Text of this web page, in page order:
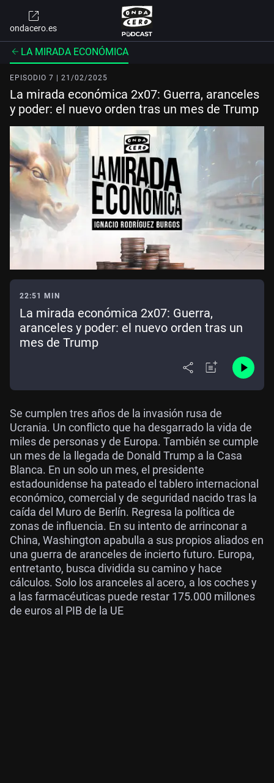
ondacero.es
LA MIRADA ECONÓMICA
EPISODIO 7 | 21/02/2025
La mirada económica 2x07: Guerra, aranceles
y poder: el nuevo orden tras un mes de Trump
22:51 MIN
La mirada económica 2x07: Guerra,
aranceles y poder: el nuevo orden tras un
mes de Trump
Se cumplen tres años de la invasión rusa de
Ucrania. Un conflicto que ha desgarrado la vida de
miles de personas y de Europa. También se cumple
un mes de la llegada de Donald Trump a la Casa
Blanca. En un solo un mes, el presidente
estadounidense ha pateado el tablero internacional
económico, comercial y de seguridad nacido tras la
caída del Muro de Berlín. Regresa la política de
zonas de influencia. En su intento de arrinconar a
China, Washington apabulla a sus propios aliados en
una guerra de aranceles de incierto futuro. Europa,
entretanto, busca dividida su camino y hace
cálculos. Solo los aranceles al acero, a los coches y
a las farmacéuticas puede restar 175.000 millones
de euros al PIB de la UE